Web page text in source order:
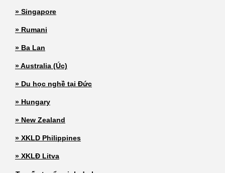
» Singapore
» Rumani
» Ba Lan
» Australia (Úc)
» Du học nghề tại Đức
» Hungary
» New Zealand
» XKLD Philippines
» XKLĐ Litva